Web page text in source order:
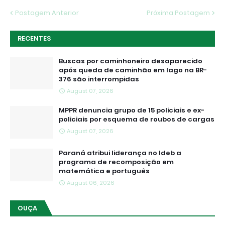
Postagem Anterior Próxima Postagem
RECENTES
Buscas por caminhoneiro desaparecido
após queda de caminhão em lago na BR-
376 são interrompidas
August 07, 2026
MPPR denuncia grupo de 15 policiais e ex-
policiais por esquema de roubos de cargas
August 07, 2026
Paraná atribui liderança no Ideb a
programa de recomposição em
matemática e português
August 06, 2026
OUÇA